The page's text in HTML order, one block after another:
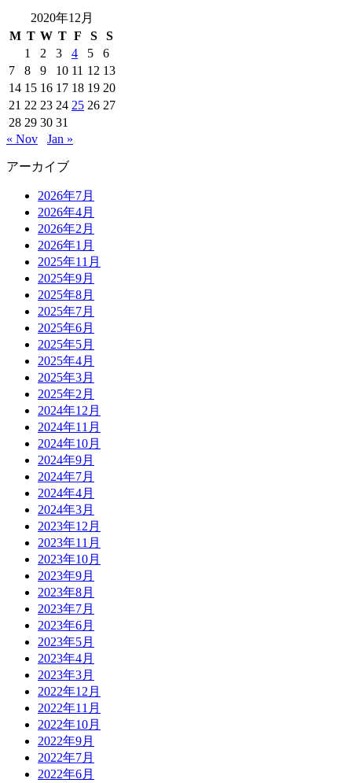
2020年12月
M T W T F S
S
1
2 3 4 5
6
7
8 9 10 11 12 13
14 15 16 17 18 19 20
21 22 23 24 25 26 27
28 29 30 31
« Nov
Jan »
アーカイブ
2026年7月
2026年4月
2026年2月
2026年1月
2025年11月
2025年9月
2025年8月
2025年7月
2025年6月
2025年5月
2025年4月
2025年3月
2025年2月
2024年12月
2024年11月
2024年10月
2024年9月
2024年7月
2024年4月
2024年3月
2023年12月
2023年11月
2023年10月
2023年9月
2023年8月
2023年7月
2023年6月
2023年5月
2023年4月
2023年3月
2022年12月
2022年11月
2022年10月
2022年9月
2022年7月
2022年6月